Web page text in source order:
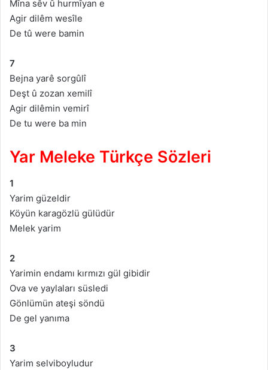
Mîna sêv û hurmîyan e
Agir dilêm wesîle
De tû were bamin
7
Bejna yarê sorgûlî
Deşt û zozan xemilî
Agir dilêmin vemirî
De tu were ba min
Yar Meleke Türkçe Sözleri
1
Yarim güzeldir
Köyün karagözlü gülüdür
Melek yarim
2
Yarimin endamı kırmızı gül gibidir
Ova ve yaylaları süsledi
Gönlümün ateşi söndü
De gel yanıma
3
Yarim selviboyludur